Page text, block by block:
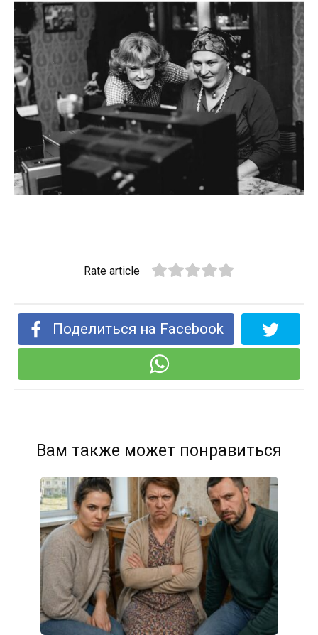
Rate article
Поделиться на Facebook
Вам также может понравиться